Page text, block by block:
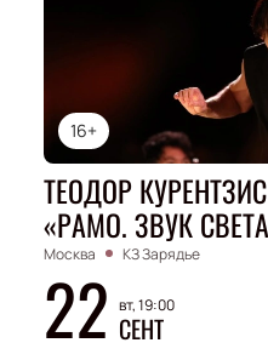
16+
ТЕОДОР КУРЕНТЗИС
«РАМО. ЗВУК
Москва КЗ Зарядье
22 вт, 19:00
СЕНТ